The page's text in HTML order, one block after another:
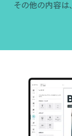
その他の内容は、